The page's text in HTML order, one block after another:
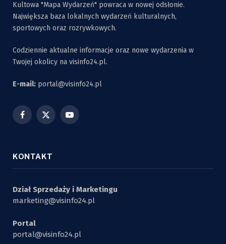
Kultowa "Mapa Wydarzeń" powraca w nowej odsłonie.
Największa baza lokalnych wydarzeń kulturalnych,
sportowych oraz rozrywkowych.
Codziennie aktualne informacje oraz nowe wydarzenia w
Twojej okolicy na visinfo24.pl.
E-mail: portal@visinfo24.pl
Facebook
X
YouTube
KONTAKT
Dział Sprzedaży i Marketingu
marketing@visinfo24.pl
Portal
portal@visinfo24.pl